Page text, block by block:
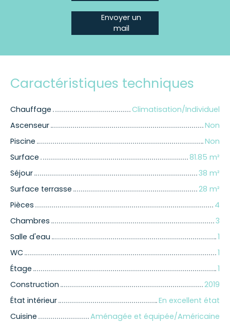
Envoyer un
mail
Caractéristiques techniques
Chauffage
Climatisation/Individuel
Ascenseur
Non
Piscine
Non
Surface
81.85 m²
Séjour
38 m²
Surface terrasse
28 m²
Pièces
4
Chambres
3
Salle d'eau
1
WC
1
Étage
1
Construction
2019
État intérieur
En excellent état
Cuisine
Aménagée et équipée/Américaine